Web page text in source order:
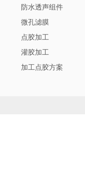
防水透声组件
微孔滤膜
点胶加工
灌胶加工
加工点胶方案